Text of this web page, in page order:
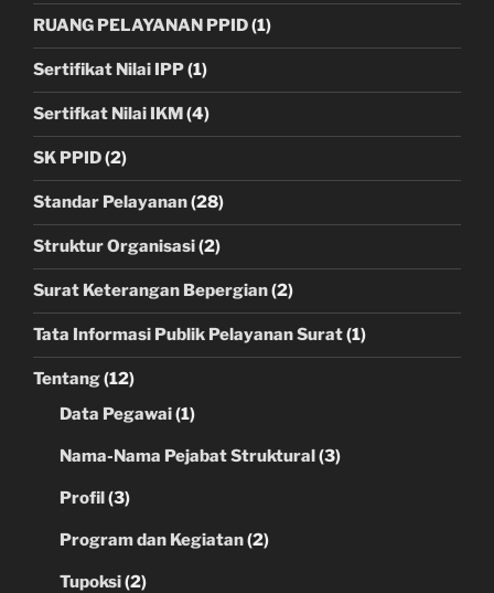
RUANG PELAYANAN PPID(1)
Sertifikat Nilai IPP(1)
Sertifkat Nilai IKM(4)
SK PPID(2)
Standar Pelayanan(28)
Struktur Organisasi(2)
Surat Keterangan Bepergian(2)
Tata Informasi Publik Pelayanan Surat(1)
Tentang(12)
Data Pegawai(1)
Nama-Nama Pejabat Struktural(3)
Profil(3)
Program dan Kegiatan(2)
Tupoksi(2)